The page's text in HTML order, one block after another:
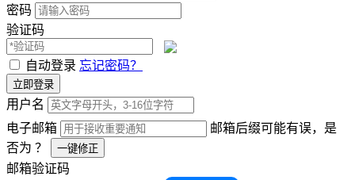
密码
验证码
自动登录 忘记密码？
立即登录
用户名
电子邮箱
邮箱后缀可能有误，是
否为 ？ 一键修正
邮箱验证码